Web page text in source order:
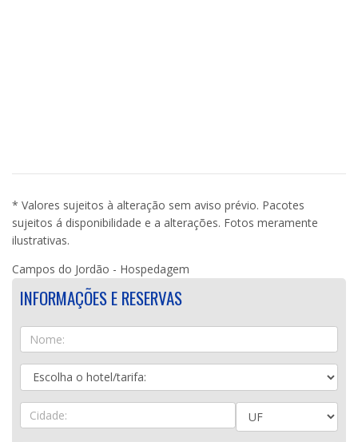
* Valores sujeitos à alteração sem aviso prévio. Pacotes
sujeitos á disponibilidade e a alterações. Fotos meramente
ilustrativas.
Campos do Jordão - Hospedagem
INFORMAÇÕES E RESERVAS